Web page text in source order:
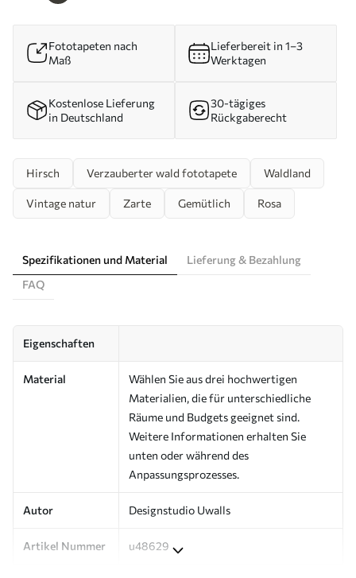
Fototapeten nach
Maß
Lieferbereit in 1–3
Werktagen
Kostenlose Lieferung
in Deutschland
30-tägiges
Rückgaberecht
Hirsch Verzauberter wald fototapete Waldland
Vintage natur Zarte Gemütlich Rosa
Spezifikationen und Material
Lieferung & Bezahlung
FAQ
Eigenschaften
Material
Wählen Sie aus drei hochwertigen
Materialien, die für unterschiedliche
Räume und Budgets geeignet sind.
Weitere Informationen erhalten Sie
unten oder während des
Anpassungsprozesses.
Autor Designstudio Uwalls
Artikel Nummer u48629